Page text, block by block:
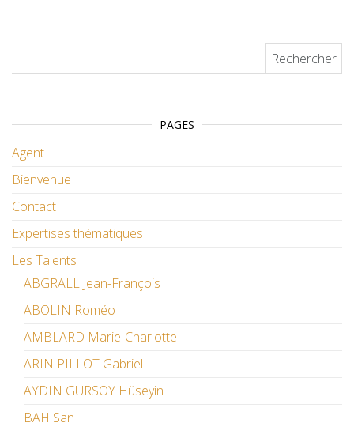
PAGES
Agent
Bienvenue
Contact
Expertises thématiques
Les Talents
ABGRALL Jean-François
ABOLIN Roméo
AMBLARD Marie-Charlotte
ARIN PILLOT Gabriel
AYDIN GÜRSOY Hüseyin
BAH San